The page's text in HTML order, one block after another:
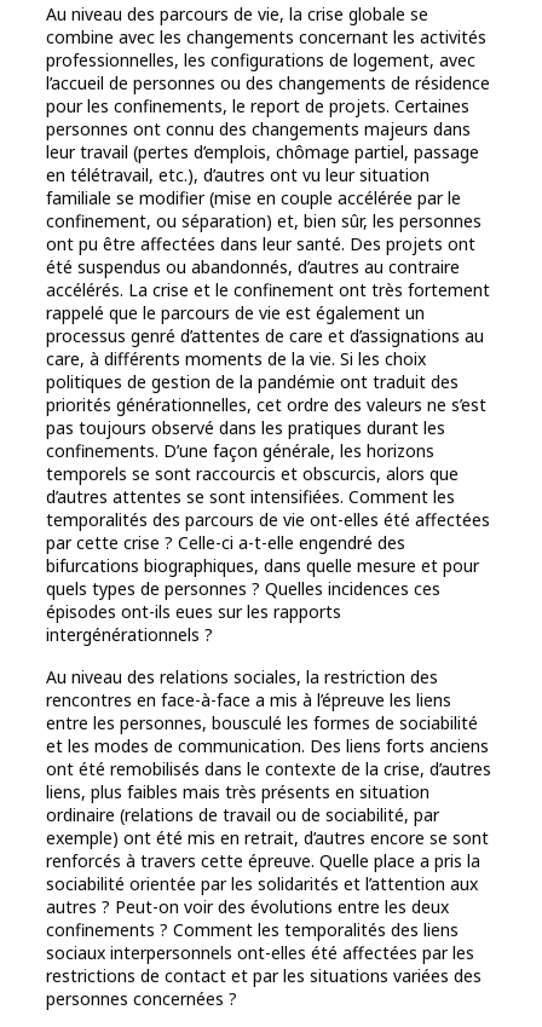
Au niveau des parcours de vie, la crise globale se
combine avec les changements concernant les activités
professionnelles, les configurations de logement, avec
l’accueil de personnes ou des changements de résidence
pour les confinements, le report de projets. Certaines
personnes ont connu des changements majeurs dans
leur travail (pertes d’emplois, chômage partiel, passage
en télétravail, etc.), d’autres ont vu leur situation
familiale se modifier (mise en couple accélérée par le
confinement, ou séparation) et, bien sûr, les personnes
ont pu être affectées dans leur santé. Des projets ont
été suspendus ou abandonnés, d’autres au contraire
accélérés. La crise et le confinement ont très fortement
rappelé que le parcours de vie est également un
processus genré d’attentes de care et d’assignations au
care, à différents moments de la vie. Si les choix
politiques de gestion de la pandémie ont traduit des
priorités générationnelles, cet ordre des valeurs ne s’est
pas toujours observé dans les pratiques durant les
confinements. D’une façon générale, les horizons
temporels se sont raccourcis et obscurcis, alors que
d’autres attentes se sont intensifiées. Comment les
temporalités des parcours de vie ont-elles été affectées
par cette crise ? Celle-ci a-t-elle engendré des
bifurcations biographiques, dans quelle mesure et pour
quels types de personnes ? Quelles incidences ces
épisodes ont-ils eues sur les rapports
intergénérationnels ?
Au niveau des relations sociales, la restriction des
rencontres en face-à-face a mis à l’épreuve les liens
entre les personnes, bousculé les formes de sociabilité
et les modes de communication. Des liens forts anciens
ont été remobilisés dans le contexte de la crise, d’autres
liens, plus faibles mais très présents en situation
ordinaire (relations de travail ou de sociabilité, par
exemple) ont été mis en retrait, d’autres encore se sont
renforcés à travers cette épreuve. Quelle place a pris la
sociabilité orientée par les solidarités et l’attention aux
autres ? Peut-on voir des évolutions entre les deux
confinements ? Comment les temporalités des liens
sociaux interpersonnels ont-elles été affectées par les
restrictions de contact et par les situations variées des
personnes concernées ?